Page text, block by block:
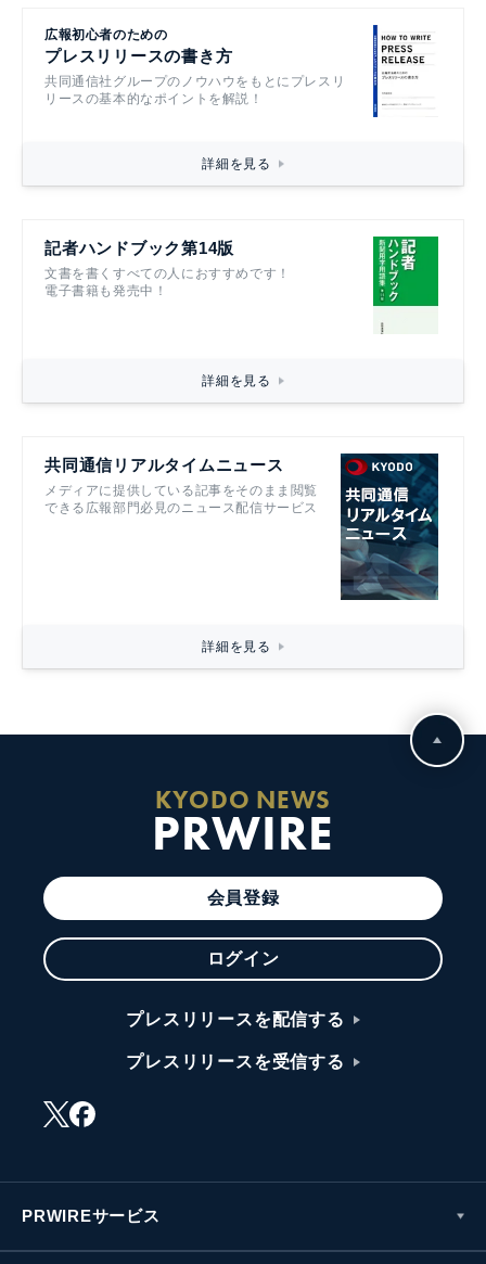
広報初心者のための
プレスリリースの書き方
共同通信社グループのノウハウをもとにプレスリ
リースの基本的なポイントを解説！
詳細を見る
記者ハンドブック第14版
文書を書くすべての人におすすめです！
電子書籍も発売中！
詳細を見る
共同通信リアルタイムニュース
メディアに提供している記事をそのまま閲覧
できる広報部門必見のニュース配信サービス
詳細を見る
KYODO NEWS
PRWIRE
会員登録
ログイン
プレスリリースを配信する
プレスリリースを受信する
PRWIREサービス